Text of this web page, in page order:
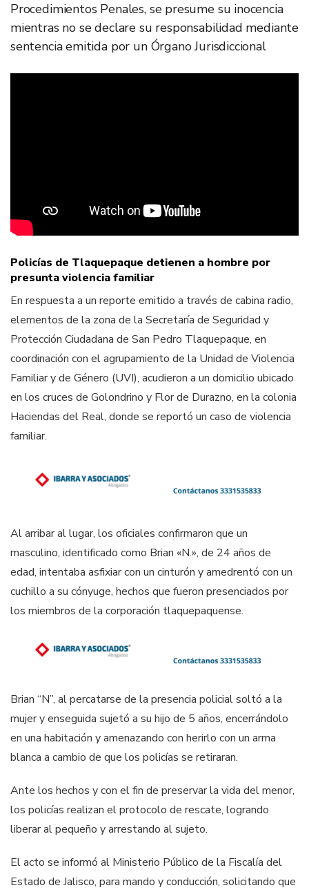
Procedimientos Penales, se presume su inocencia
mientras no se declare su responsabilidad mediante
sentencia emitida por un Órgano Jurisdiccional
Policías de Tlaquepaque detienen a hombre por
presunta violencia familiar
En respuesta a un reporte emitido a través de cabina radio,
elementos de la zona de la Secretaría de Seguridad y
Protección Ciudadana de San Pedro Tlaquepaque, en
coordinación con el agrupamiento de la Unidad de Violencia
Familiar y de Género (UVI), acudieron a un domicilio ubicado
en los cruces de Golondrino y Flor de Durazno, en la colonia
Haciendas del Real, donde se reportó un caso de violencia
familiar.
Al arribar al lugar, los oficiales confirmaron que un
masculino, identificado como Brian «N.», de 24 años de
edad, intentaba asfixiar con un cinturón y amedrentó con un
cuchillo a su cónyuge, hechos que fueron presenciados por
los miembros de la corporación tlaquepaquense.
Brian “N”, al percatarse de la presencia policial soltó a la
mujer y enseguida sujetó a su hijo de 5 años, encerrándolo
en una habitación y amenazando con herirlo con un arma
blanca a cambio de que los policías se retiraran.
Ante los hechos y con el fin de preservar la vida del menor,
los policías realizan el protocolo de rescate, logrando
liberar al pequeño y arrestando al sujeto.
El acto se informó al Ministerio Público de la Fiscalía del
Estado de Jalisco, para mando y conducción, solicitando que